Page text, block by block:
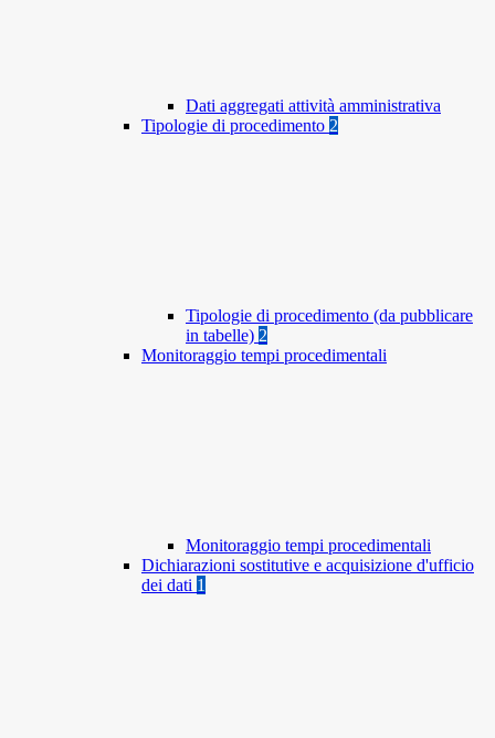
Dati aggregati attività amministrativa
Tipologie di procedimento 2
Tipologie di procedimento (da pubblicare
in tabelle) 2
Monitoraggio tempi procedimentali
Monitoraggio tempi procedimentali
Dichiarazioni sostitutive e acquisizione d'ufficio
dei dati 1